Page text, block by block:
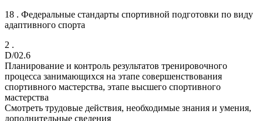
18 . Федеральные стандарты спортивной подготовки по виду
адаптивного спорта
2 .
D/02.6
Планирование и контроль результатов тренировочного
процесса занимающихся на этапе совершенствования
спортивного мастерства, этапе высшего спортивного
мастерства
Смотреть трудовые действия, необходимые знания и умения,
дополнительные сведения